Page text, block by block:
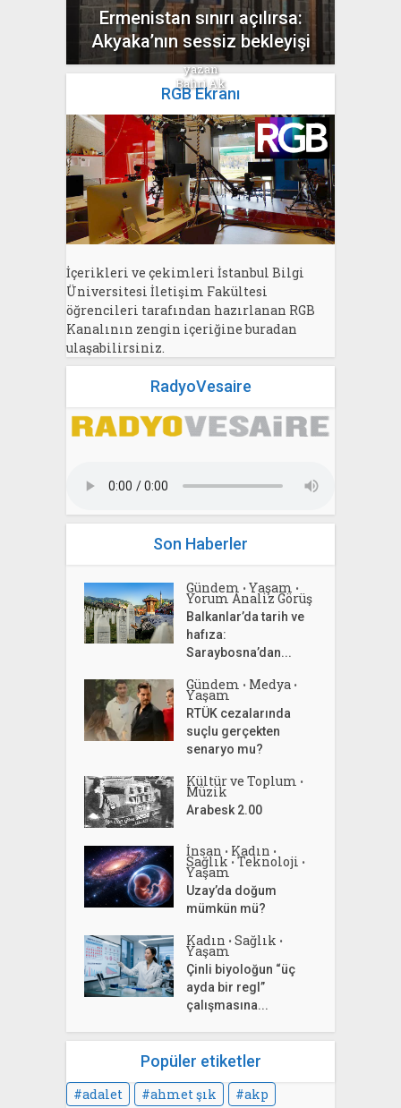
Ermenistan sınırı açılırsa:
Akyaka’nın sessiz bekleyişi
yazan
Bahri Ak
RGB Ekranı
İçerikleri ve çekimleri İstanbul Bilgi
Üniversitesi İletişim Fakültesi
öğrencileri tarafından hazırlanan RGB
Kanalının zengin içeriğine buradan
ulaşabilirsiniz.
RadyoVesaire
Son Haberler
Gündem • Yaşam •
Yorum Analiz Görüş
Balkanlar’da tarih ve
hafıza:
Saraybosna’dan...
Gündem • Medya •
Yaşam
RTÜK cezalarında
suçlu gerçekten
senaryo mu?
Kültür ve Toplum •
Müzik
Arabesk 2.00
İnsan • Kadın •
Sağlık • Teknoloji •
Yaşam
Uzay’da doğum
mümkün mü?
Kadın • Sağlık •
Yaşam
Çinli biyoloğun “üç
ayda bir regl”
çalışmasına...
Popüler etiketler
adalet ahmet şık
akp